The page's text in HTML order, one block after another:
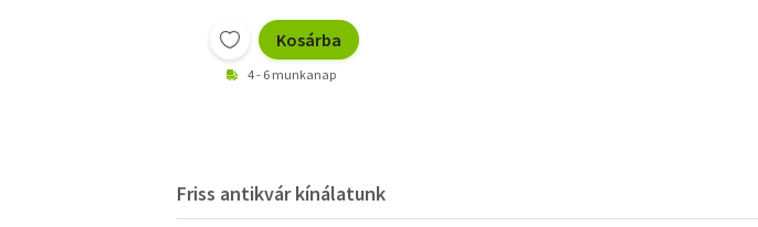
Kosárba
4 - 6 munkanap
Friss antikvár kínálatunk